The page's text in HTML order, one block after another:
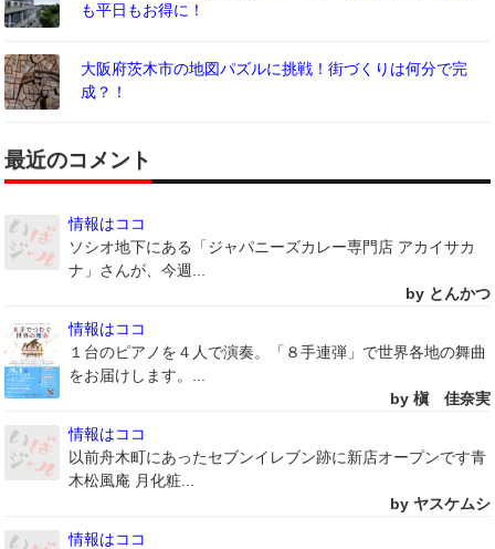
も平日もお得に！
大阪府茨木市の地図パズルに挑戦！街づくりは何分で完
成？！
最近のコメント
情報はココ
ソシオ地下にある「ジャパニーズカレー専門店 アカイサカ
ナ」さんが、今週...
by とんかつ
情報はココ
１台のピアノを４人で演奏。「８手連弾」で世界各地の舞曲
をお届けします。...
by 槇 佳奈実
情報はココ
以前舟木町にあったセブンイレブン跡に新店オープンです青
木松風庵 月化粧...
by ヤスケムシ
情報はココ